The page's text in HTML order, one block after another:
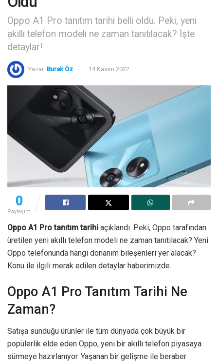
Oppo A1 Pro tanıtım tarihi belli oldu. Peki, yeni
akıllı telefon modeli ne zaman tanıtılacak? İşte
detaylar!
Yazar: Burak Öz 14 Kasım 2022
0
Paylaşım
Oppo A1 Pro tanıtım tarihi açıklandı. Peki, Oppo tarafından
üretilen yeni akıllı telefon modeli ne zaman tanıtılacak? Yeni
Oppo telefonunda hangi donanım bileşenleri yer alacak?
Konu ile ilgili merak edilen detaylar haberimizde.
Oppo A1 Pro Tanıtım Tarihi Ne
Zaman?
Satışa sunduğu ürünler ile tüm dünyada çok büyük bir
popülerlik elde eden Oppo, yeni bir akıllı telefon piyasaya
sürmeye hazırlanıyor. Yaşanan bir gelişme ile beraber